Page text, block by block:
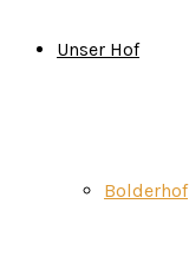
Unser Hof
Bolderhof